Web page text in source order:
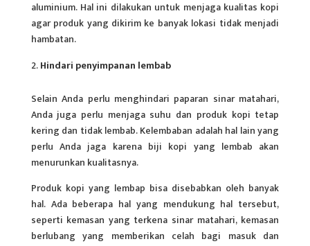
aluminium. Hal ini dilakukan untuk menjaga kualitas kopi
agar produk yang dikirim ke banyak lokasi tidak menjadi
hambatan.
Hindari penyimpanan lembab
Selain Anda perlu menghindari paparan sinar matahari,
Anda juga perlu menjaga suhu dan produk kopi tetap
kering dan tidak lembab. Kelembaban adalah hal lain yang
perlu Anda jaga karena biji kopi yang lembab akan
menurunkan kualitasnya.
Produk kopi yang lembap bisa disebabkan oleh banyak
hal. Ada beberapa hal yang mendukung hal tersebut,
seperti kemasan yang terkena sinar matahari, kemasan
berlubang yang memberikan celah bagi masuk dan